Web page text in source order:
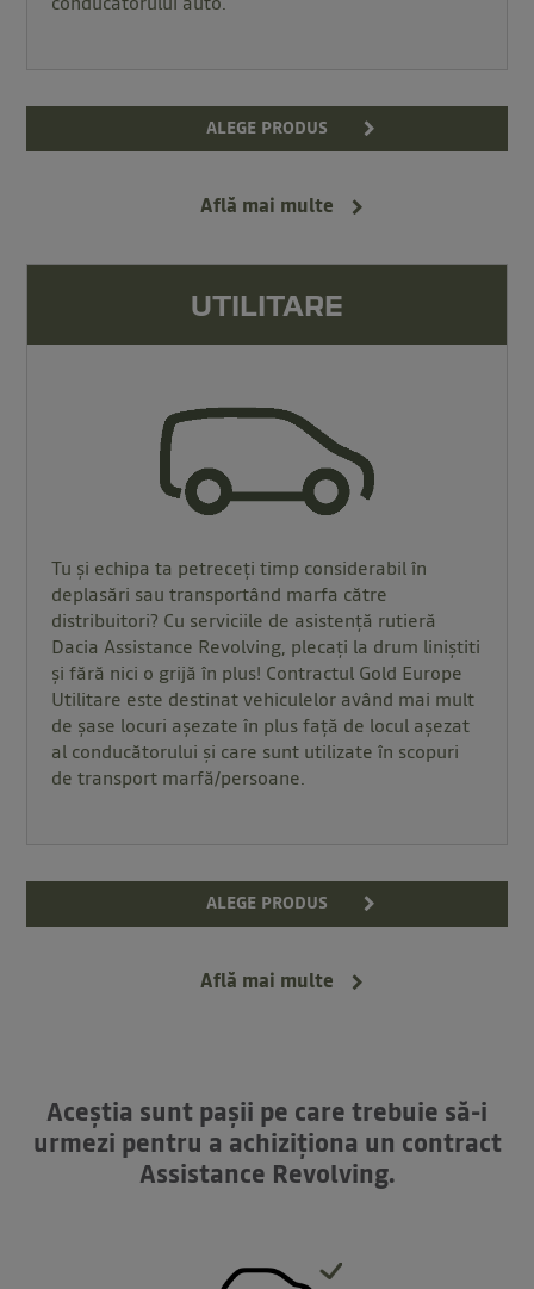
ALEGE PRODUS
Află mai multe
UTILITARE
Tu și echipa ta petreceți timp considerabil în
deplasări sau transportând marfa către
distribuitori? Cu serviciile de asistență rutieră
Dacia Assistance Revolving, plecați la drum liniștiti
și fără nici o grijă în plus! Contractul Gold Europe
Utilitare este destinat vehiculelor având mai mult
de șase locuri așezate în plus faţă de locul așezat
al conducătorului şi care sunt utilizate în scopuri
de transport marfă/persoane.
ALEGE PRODUS
Află mai multe
Aceștia sunt pașii pe care trebuie să-i
urmezi pentru a achiziționa un contract
Assistance Revolving.